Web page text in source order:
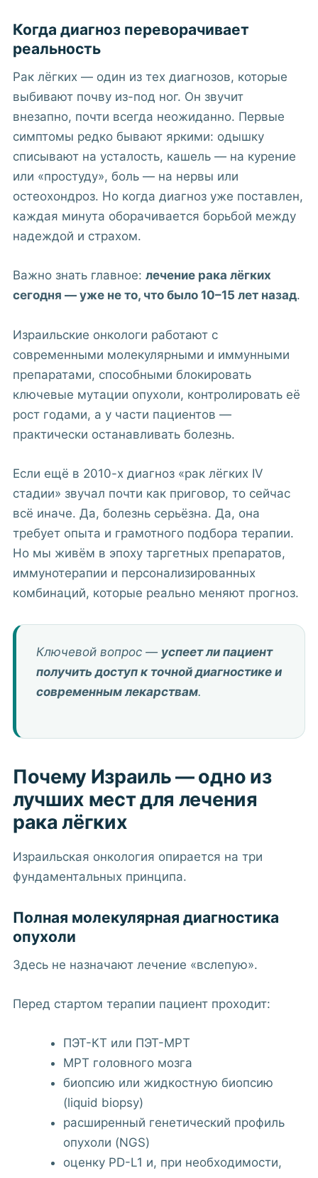
Когда диагноз переворачивает
реальность
Рак лёгких — один из тех диагнозов, которые
выбивают почву из-под ног. Он звучит
внезапно, почти всегда неожиданно. Первые
симптомы редко бывают яркими: одышку
списывают на усталость, кашель — на курение
или «простуду», боль — на нервы или
остеохондроз. Но когда диагноз уже поставлен,
каждая минута оборачивается борьбой между
надеждой и страхом.
Важно знать главное: лечение рака лёгких
сегодня — уже не то, что было 10–15 лет назад.
Израильские онкологи работают с
современными молекулярными и иммунными
препаратами, способными блокировать
ключевые мутации опухоли, контролировать её
рост годами, а у части пациентов —
практически останавливать болезнь.
Если ещё в 2010-х диагноз «рак лёгких IV
стадии» звучал почти как приговор, то сейчас
всё иначе. Да, болезнь серьёзна. Да, она
требует опыта и грамотного подбора терапии.
Но мы живём в эпоху таргетных препаратов,
иммунотерапии и персонализированных
комбинаций, которые реально меняют прогноз.
Ключевой вопрос — успеет ли пациент
получить доступ к точной диагностике и
современным лекарствам.
Почему Израиль — одно из
лучших мест для лечения
рака лёгких
Израильская онкология опирается на три
фундаментальных принципа.
Полная молекулярная диагностика
опухоли
Здесь не назначают лечение «вслепую».
Перед стартом терапии пациент проходит:
ПЭТ-КТ или ПЭТ-МРТ
МРТ головного мозга
биопсию или жидкостную биопсию
(liquid biopsy)
расширенный генетический профиль
опухоли (NGS)
оценку PD-L1 и, при необходимости,